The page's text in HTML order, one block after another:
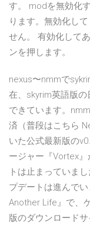
す。 modを無効化
ります。無効化し
せん。 有効化して
ンを押します。
nexus〜nmmで
在、skyrim英語版の
できています。
済（普段はこちら
いた公式最新版の
ージャー『Vortex
トは止まっていま
プデートは進んで
Another Life』で、
版のダウンロード